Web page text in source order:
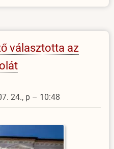
választotta az
24., p – 10:48